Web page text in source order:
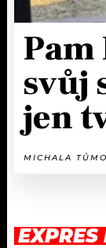
svůj
jen
MICHALA
EXPRES